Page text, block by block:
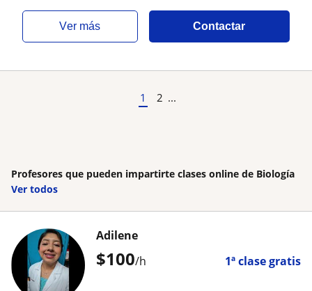
ver más Contactar
1 2 ...
Profesores que pueden impartirte clases online de Biología
Ver todos
$100/h 1ª clase gratis
Adilene